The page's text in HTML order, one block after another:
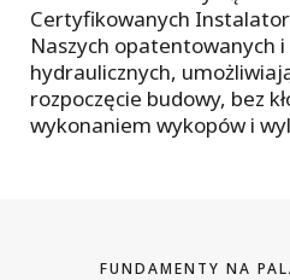
Certyfikowanych
Naszych opatentowanych
hydraulicznych,
rozpoczęcie budowy, bez
wykonaniem wykopów i
FUNDAMENTY NA